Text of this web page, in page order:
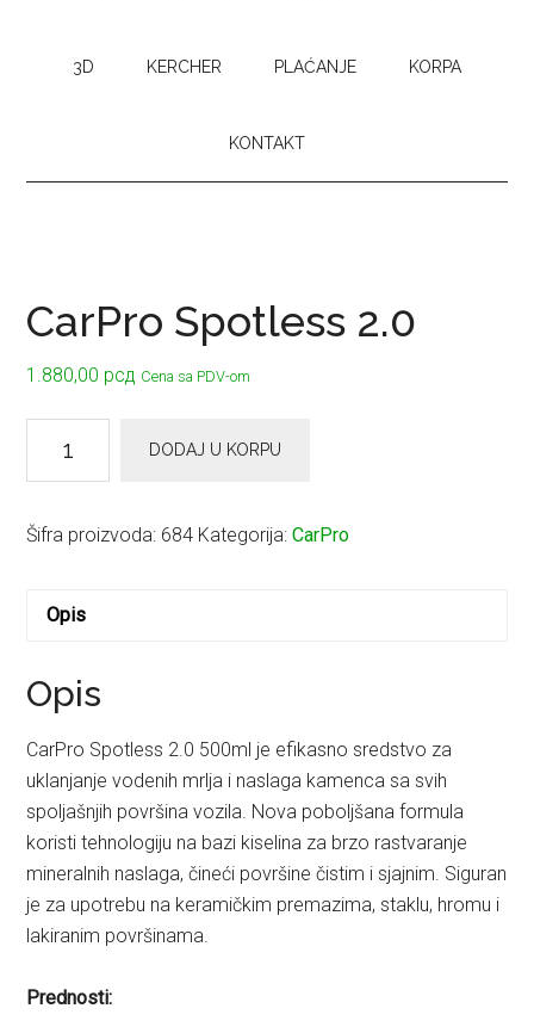
3D KERCHER PLAĆANJE KORPA
KONTAKT
CarPro Spotless 2.0
1.880,00 рсд Cena sa PDV-om
Spotless
količina
DODAJ U KORPU
Šifra proizvoda: 684 Kategorija:CarPro
Opis
Opis
CarPro Spotless 2.0 500ml je efikasno sredstvo za
uklanjanje vodenih mrlja i naslaga kamenca sa svih
spoljašnjih površina vozila. Nova poboljšana formula
koristi tehnologiju na bazi kiselina za brzo rastvaranje
mineralnih naslaga, čineći površine čistim i sjajnim. Siguran
je za upotrebu na keramičkim premazima, staklu, hromu i
lakiranim površinama.
Prednosti: